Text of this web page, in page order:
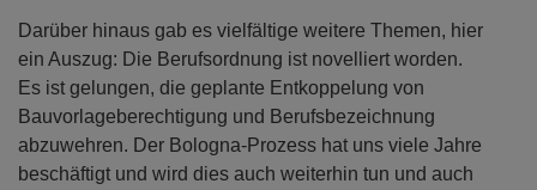
Darüber hinaus gab es vielfältige weitere Themen, hier
ein Auszug: Die Berufsordnung ist novelliert worden.
Es ist gelungen, die geplante Entkoppelung von
Bauvorlageberechtigung und Berufsbezeichnung
abzuwehren. Der Bologna-Prozess hat uns viele Jahre
beschäftigt und wird dies auch weiterhin tun und auch